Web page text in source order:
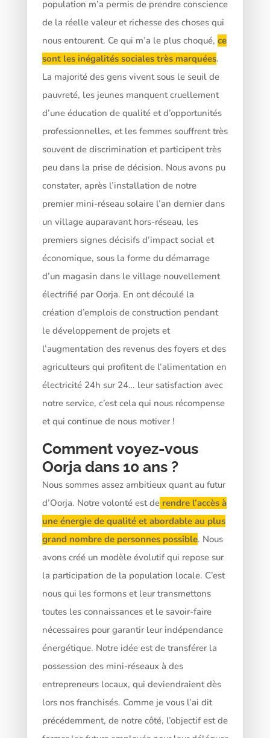
population m’a permis de prendre conscience
de la réelle valeur et richesse des choses qui
nous entourent. Ce qui m’a le plus choqué, ce
sont les inégalités sociales très marquées.
La majorité des gens vivent sous le seuil de
pauvreté, les jeunes manquent cruellement
d’une éducation de qualité et d’opportunités
professionnelles, et les femmes souffrent très
souvent de discrimination et participent très
peu dans la prise de décision. Nous avons pu
constater, après l’installation de notre
premier mini-réseau solaire l’an dernier dans
un village auparavant hors-réseau, les
premiers signes décisifs d’impact social et
économique, sous la forme du démarrage
d’un magasin dans le village nouvellement
électrifié par Oorja. En ont découlé la
création d’emplois de construction pendant
le développement de projets et
l’augmentation des revenus des foyers et des
agriculteurs qui profitent de l’alimentation en
électricité 24h sur 24… leur satisfaction avec
notre service, c’est cela qui nous récompense
et qui continue de nous motiver !
Comment voyez-vous
Oorja dans 10 ans ?
Nous sommes assez ambitieux quant au futur
d’Oorja. Notre volonté est derendre l’accès à
une énergie de qualité et abordable au plus
grand nombre de personnes possible. Nous
avons créé un modèle évolutif qui repose sur
la participation de la population locale. C’est
nous qui les formons et leur transmettons
toutes les connaissances et le savoir-faire
nécessaires pour garantir leur indépendance
énergétique. Notre idée est de transférer la
possession des mini-réseaux à des
entrepreneurs locaux, qui deviendraient dès
lors nos franchisés. Comme je vous l’ai dit
précédemment, de notre côté, l’objectif est de